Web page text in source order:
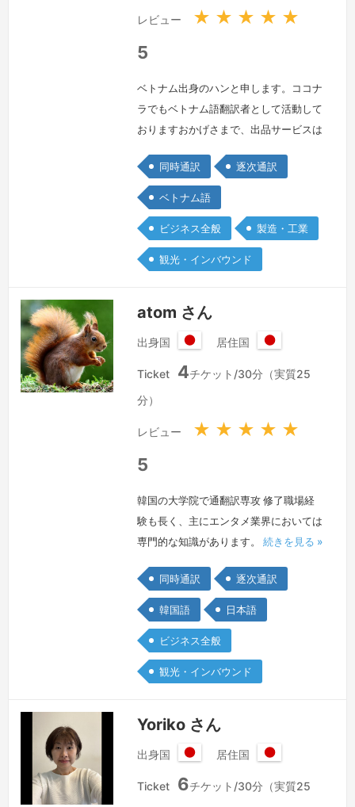
社
共
和
国
社
共
和
国
レビュー ★ ★ ★ ★ ★
5
ベトナム出身のハンと申します。ココナ
ラでもベトナム語翻訳者として活動して
おりますおかげさまで、出品サービスは
くのお客様にご利用いただいておりま
す。以下はプロフィールを簡単にご紹介
させていただきます。・ハノイ国家大学
人文社会科学大学東洋学部日本学科卒・
10年以上の日本語学習および日系企業
での勤務経験・日本語能力試験N1取
訳・通訳…続きを見る »
同時通訳 逐次通訳
ベトナム語
ビジネス全般 製造・工業
観光・インバウンド
atom さん
出身国
本
居住国
本
Ticket 4チケット/30分（実質25
分）
レビュー ★ ★ ★ ★ ★
5
韓国の大学院で通翻訳専攻 修了職場経
験も長く、主にエンタメ業界においては
専門的な知識があります。 続きを見る »
同時通訳 逐次通訳
韓国語 日本語
ビジネス全般
観光・インバウンド
Yoriko さん
出身国
本
居住国
本
Ticket 6チケット/30分（実質25